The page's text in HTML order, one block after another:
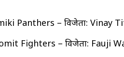
Panthers – विजेता: Vinay
Fighters – विजेता: Fauji